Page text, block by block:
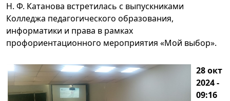
Н. Ф. Катанова встретилась с выпускниками
Колледжа педагогического образования,
информатики и права в рамках
профориентационного мероприятия «Мой выбор».
28 окт
2024 -
09:16